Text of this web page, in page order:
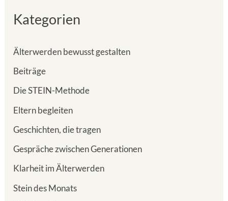
Kategorien
Älterwerden bewusst gestalten
Beiträge
Die STEIN-Methode
Eltern begleiten
Geschichten, die tragen
Gespräche zwischen Generationen
Klarheit im Älterwerden
Stein des Monats